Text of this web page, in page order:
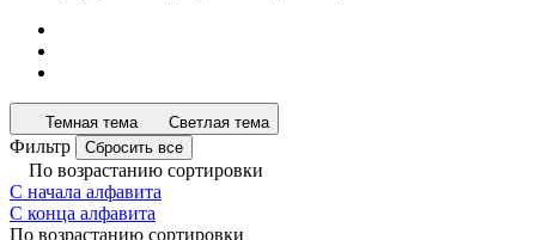
Темная тема Светлая тема
Фильтр Сбросить все
По возрастанию сортировки
С начала алфавита
С конца алфавита
По возрастанию сортировки